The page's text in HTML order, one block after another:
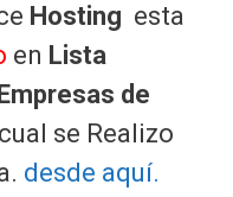
Hosting esta
en Lista
de
se Realizo
desde aquí.